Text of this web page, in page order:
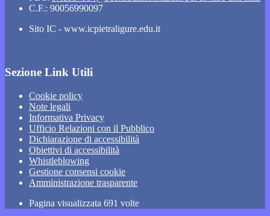
C.F.: 90056990097
Sito IC - www.icpietraligure.edu.it
Sezione Link Utili
Cookie policy
Note legali
Informativa Privacy
Ufficio Relazioni con il Pubblico
Dichiarazione di accessibilità
Obiettivi di accessibilità
Whistleblowing
Gestione consensi cookie
Amministrazione trasparente
Pagina visualizzata 691 volte